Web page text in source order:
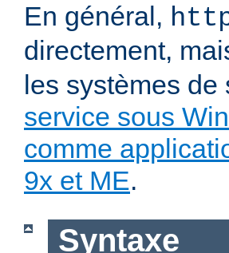
En général,
directement,
les systèmes
service sous
comme
9x et ME.
Syntaxe